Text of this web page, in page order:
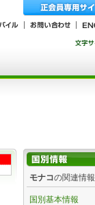
モナコの関連情報
国別基本情報